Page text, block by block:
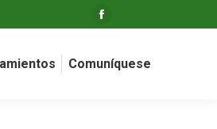
Facebook
opens
Comuníquese